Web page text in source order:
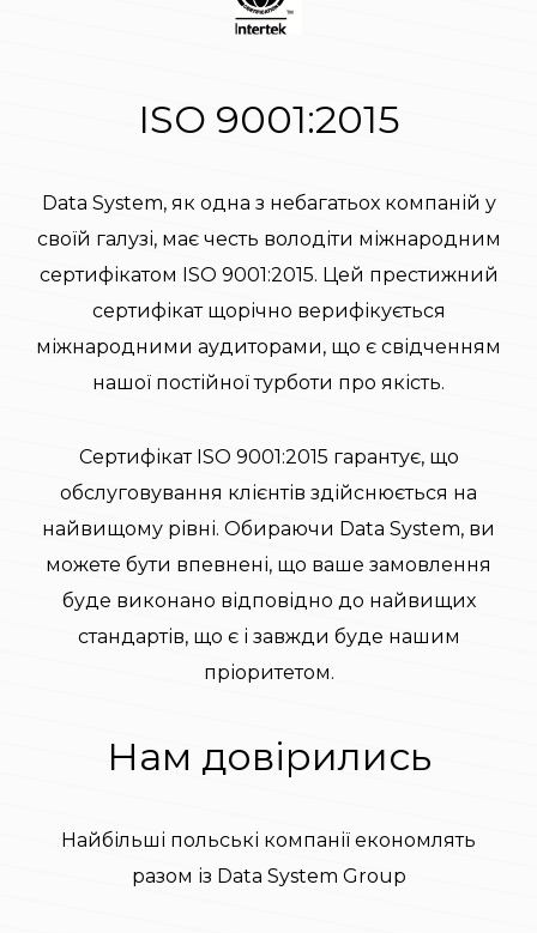
ISO 9001:2015
Data System, як одна з небагатьох компаній у
своїй галузі, має честь володіти міжнародним
сертифікатом ISO 9001:2015. Цей престижний
сертифікат щорічно верифікується
міжнародними аудиторами, що є свідченням
нашої постійної турботи про якість.
Сертифікат ISO 9001:2015 гарантує, що
обслуговування клієнтів здійснюється на
найвищому рівні. Обираючи Data System, ви
можете бути впевнені, що ваше замовлення
буде виконано відповідно до найвищих
стандартів, що є і завжди буде нашим
пріоритетом.
Нам довірились
Найбільші польські компанії економлять
разом із Data System Group